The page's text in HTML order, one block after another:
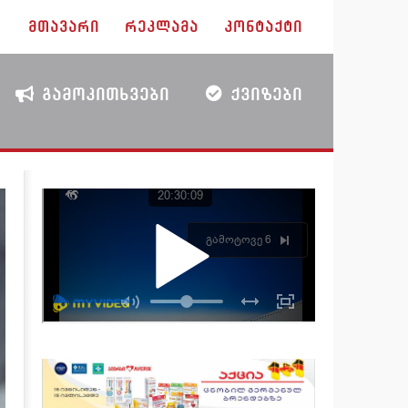
ᲛᲗᲐᲕᲐᲠᲘ ᲠᲔᲙᲚᲐᲛᲐ ᲙᲝᲜᲢᲐᲥᲢᲘ
ᲒᲐᲛᲝᲙᲘᲗᲮᲕᲔᲑᲘ ᲥᲕᲘᲖᲔᲑᲘ